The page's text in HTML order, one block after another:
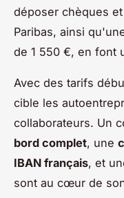
déposer chèques
Paribas, ainsi
de 1 550 €, en font
Avec des tarifs
cible les
collaborateurs. Un
bord complet, une
IBAN français, et
sont au cœur de